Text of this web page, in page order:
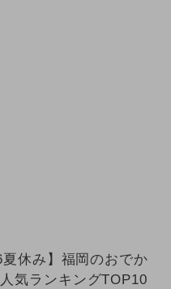
夏休み】福岡のおでか
気ランキングTOP10